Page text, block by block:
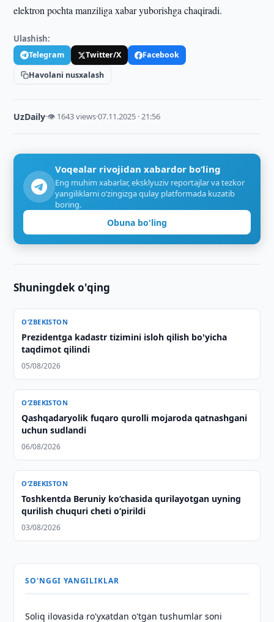
elektron pochta manziliga xabar yuborishga chaqiradi.
Ulashish:
Telegram Twitter/X
Facebook
Havolani nusxalash
UzDaily·👁 1643 views·07.11.2025 · 21:56
Voqealar rivojidan xabardor bo‘ling
Eng muhim xabarlar, eksklyuziv reportajlar va tezkor
yangiliklarni o‘zingizga qulay platformada kuzatib
boring.
Obuna bo'ling
Shuningdek o'qing
O‘ZBEKISTON
Prezidentga kadastr tizimini isloh qilish bo'yicha
taqdimot qilindi
05/08/2026
O‘ZBEKISTON
Qashqadaryolik fuqaro qurolli mojaroda qatnashgani
uchun sudlandi
06/08/2026
O‘ZBEKISTON
Toshkentda Beruniy ko‘chasida qurilayotgan uyning
qurilish chuquri cheti o‘pirildi
03/08/2026
SO'NGGI YANGILIKLAR
Soliq ilovasida ro'yxatdan o'tgan tushumlar soni